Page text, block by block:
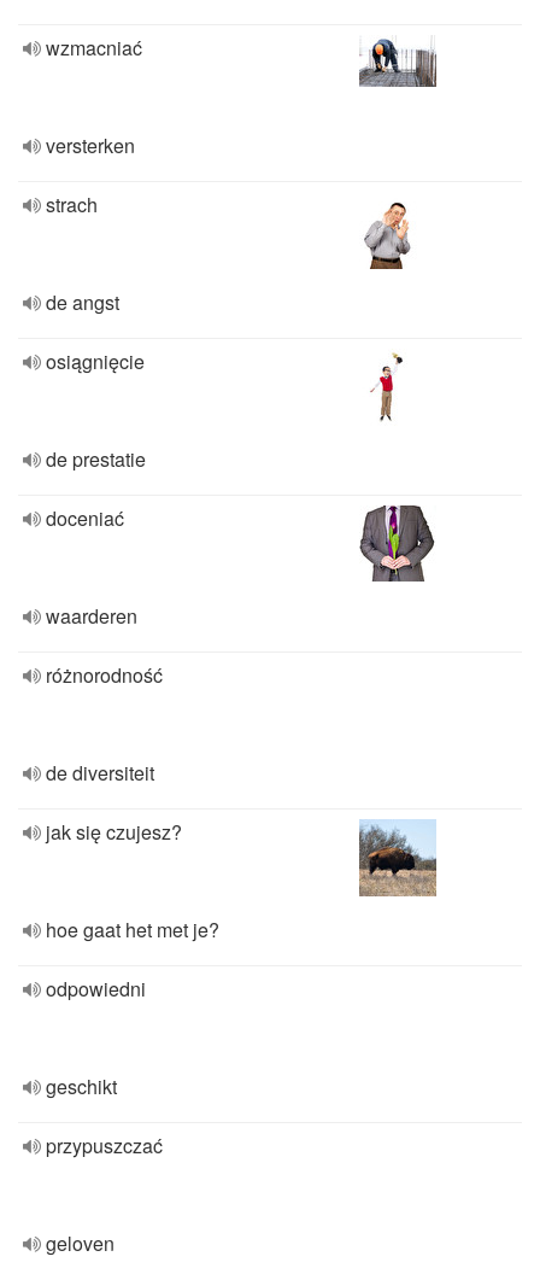
wzmacniać
versterken
strach
de angst
osiągnięcie
de prestatie
doceniać
waarderen
różnorodność
de diversiteit
jak się czujesz?
hoe gaat het met je?
odpowiedni
geschikt
przypuszczać
geloven